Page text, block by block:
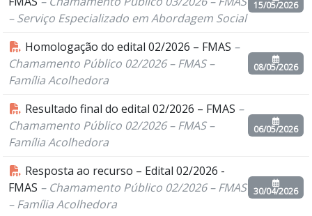
– Serviço Especializado em Abordagem Social
15/05/2026
Homologação do edital 02/2026 – FMAS –
Chamamento Público 02/2026 – FMAS –
Família Acolhedora
08/05/2026
Resultado final do edital 02/2026 – FMAS –
Chamamento Público 02/2026 – FMAS –
Família Acolhedora
06/05/2026
Resposta ao recurso – Edital 02/2026 -
FMAS – Chamamento Público 02/2026 – FMAS
– Família Acolhedora
30/04/2026